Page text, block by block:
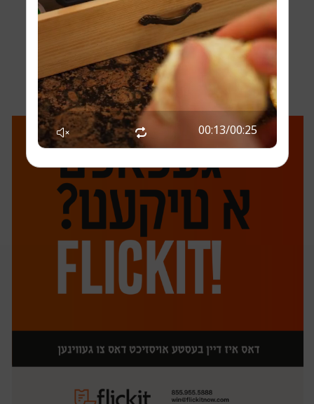
זעהט אלעס
00:14/00:25